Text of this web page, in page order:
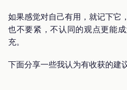
如果感觉对自己有用，就记下它
也不要紧，不认同的观点更能
充。
下面分享一些我认为有收获的建议